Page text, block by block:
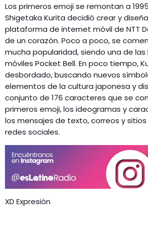
Los primeros emoji se remontan a
Shigetaka Kurita decidió crear y
plataforma de internet móvil de NTT
de un corazón. Poco a poco, se
mucha popularidad, siendo una de las
móviles Pocket Bell. En poco tiempo,
desbordado, buscando nuevos
elementos de la cultura japonesa y
conjunto de 176 caracteres que se
primeros emoji, los ideogramas y
los mensajes de texto, correos y
redes sociales.
XD Expresión